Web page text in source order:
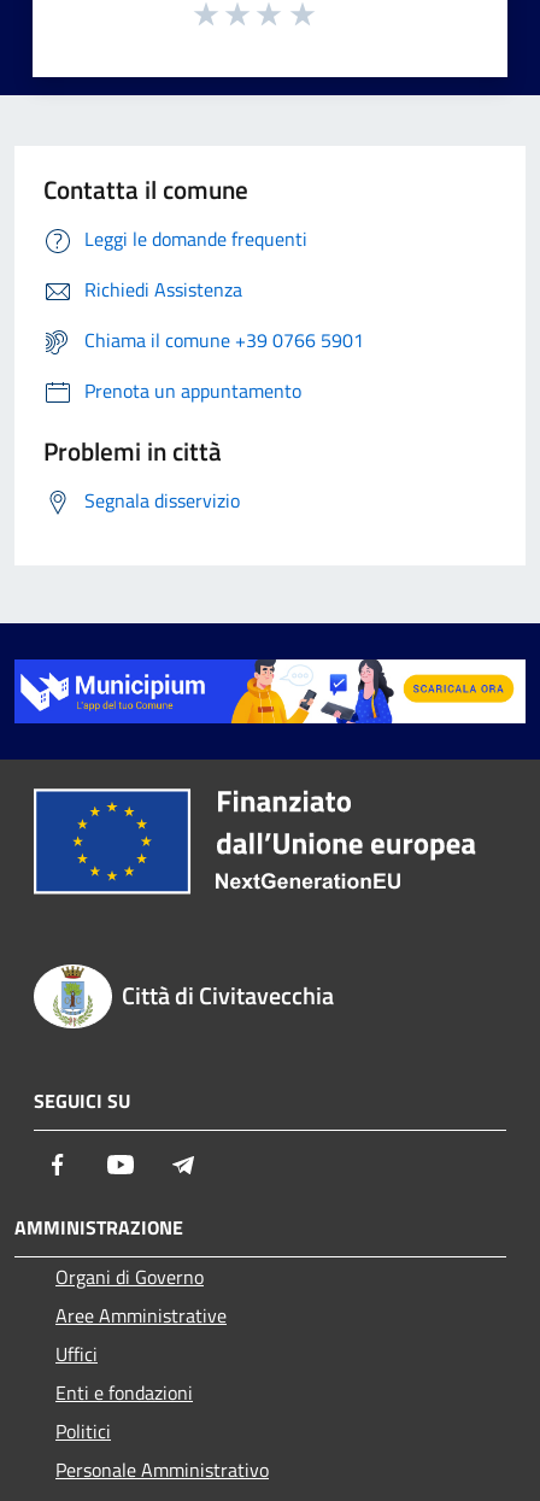
Contatta il comune
Leggi le domande frequenti
Richiedi Assistenza
Chiama il comune +39 0766 5901
Prenota un appuntamento
Problemi in città
Segnala disservizio
Città di Civitavecchia
SEGUICI SU
Facebook Youtube
AMMINISTRAZIONE
Organi di Governo
Aree Amministrative
Uffici
Enti e fondazioni
Politici
Personale Amministrativo